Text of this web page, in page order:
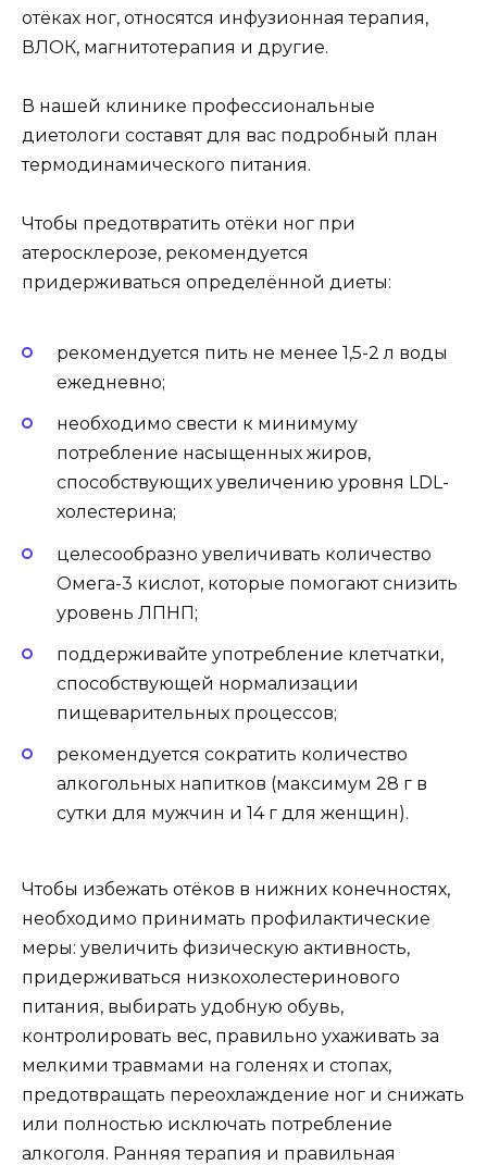
отёках ног, относятся инфузионная терапия,
ВЛОК, магнитотерапия и другие.
В нашей клинике профессиональные
диетологи составят для вас подробный план
термодинамического питания.
Чтобы предотвратить отёки ног при
атеросклерозе, рекомендуется
придерживаться определённой диеты:
рекомендуется пить не менее 1,5-2 л воды
ежедневно;
необходимо свести к минимуму
потребление насыщенных жиров,
способствующих увеличению уровня LDL-
холестерина;
целесообразно увеличивать количество
Омега-3 кислот, которые помогают снизить
уровень ЛПНП;
поддерживайте употребление клетчатки,
способствующей нормализации
пищеварительных процессов;
рекомендуется сократить количество
алкогольных напитков (максимум 28 г в
сутки для мужчин и 14 г для женщин).
Чтобы избежать отёков в нижних конечностях,
необходимо принимать профилактические
меры: увеличить физическую активность,
придерживаться низкохолестеринового
питания, выбирать удобную обувь,
контролировать вес, правильно ухаживать за
мелкими травмами на голенях и стопах,
предотвращать переохлаждение ног и снижать
или полностью исключать потребление
алкоголя. Ранняя терапия и правильная